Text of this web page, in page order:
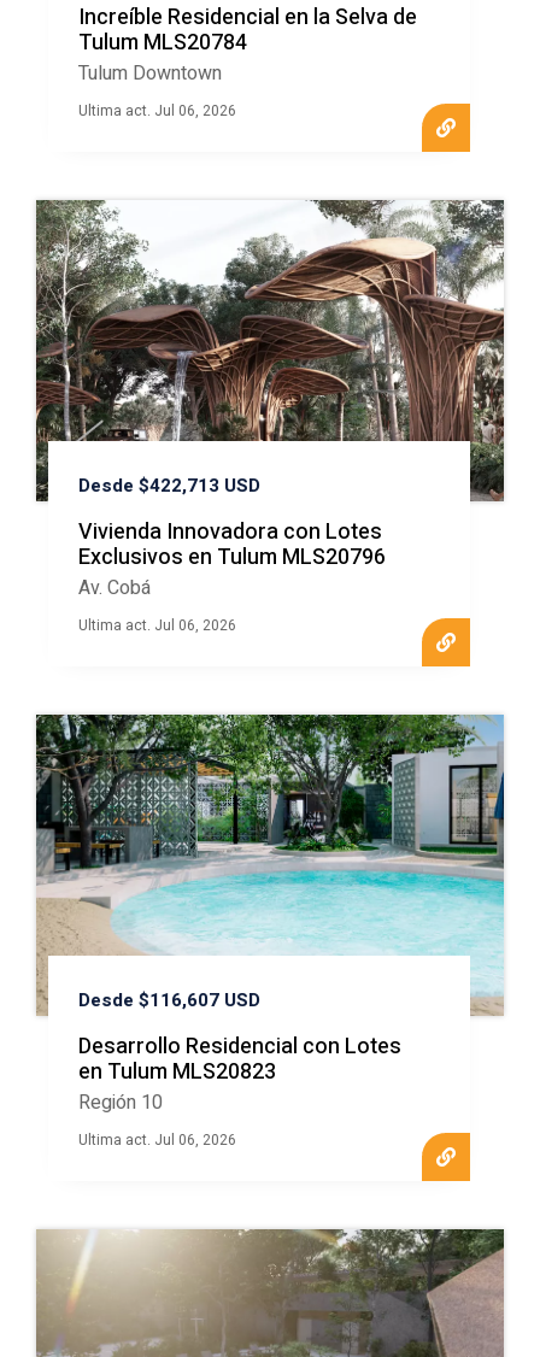
Increíble Residencial en la Selva de
Tulum MLS20784
Tulum Downtown
Ultima act. Jul 06, 2026
Desde $422,713 USD
Vivienda Innovadora con Lotes
Exclusivos en Tulum MLS20796
Av. Cobá
Ultima act. Jul 06, 2026
Desde $116,607 USD
Desarrollo Residencial con Lotes
en Tulum MLS20823
Región 10
Ultima act. Jul 06, 2026